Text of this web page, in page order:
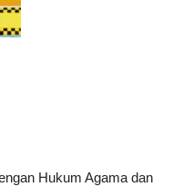
Hukum Agama dan